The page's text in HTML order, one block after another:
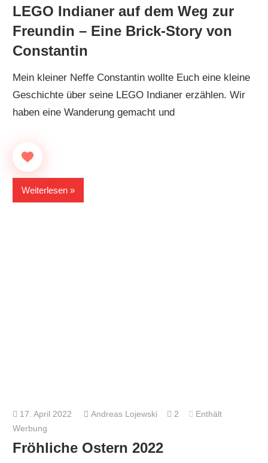
LEGO Indianer auf dem Weg zur
Freundin – Eine Brick-Story von
Constantin
Mein kleiner Neffe Constantin wollte Euch eine kleine
Geschichte über seine LEGO Indianer erzählen. Wir
haben eine Wanderung gemacht und
Weiterlesen
17. April 2022 Andreas Lojewski 2
Enthält
Werbung
Fröhliche Ostern 2022